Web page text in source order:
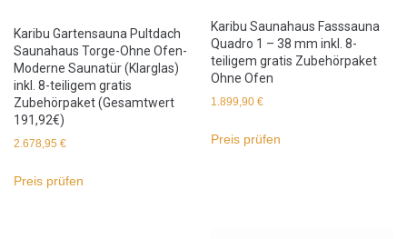
Karibu Gartensauna Pultdach
Saunahaus Torge-Ohne Ofen-
Moderne Saunatür (Klarglas)
inkl. 8-teiligem gratis
Zubehörpaket (Gesamtwert
191,92€)
2.678,95 €
Preis prüfen
Karibu Saunahaus Fasssauna
Quadro 1 – 38 mm inkl. 8-
teiligem gratis Zubehörpaket
Ohne Ofen
1.899,90€
Preis prüfen